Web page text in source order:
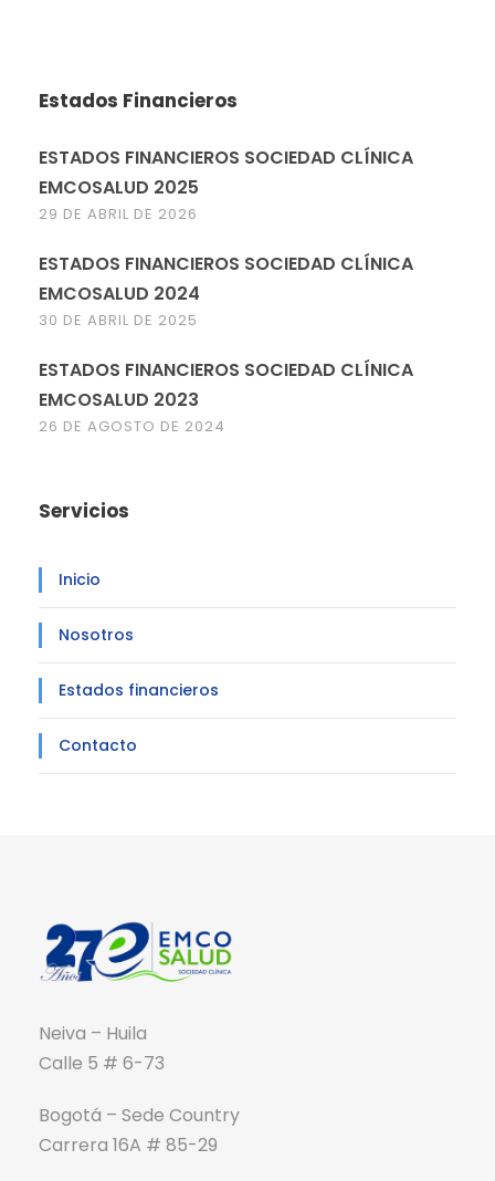
Estados Financieros
ESTADOS FINANCIEROS SOCIEDAD CLÍNICA
EMCOSALUD 2025
29 DE ABRIL DE 2026
ESTADOS FINANCIEROS SOCIEDAD CLÍNICA
EMCOSALUD 2024
30 DE ABRIL DE 2025
ESTADOS FINANCIEROS SOCIEDAD CLÍNICA
EMCOSALUD 2023
26 DE AGOSTO DE 2024
Servicios
Inicio
Nosotros
Estados financieros
Contacto
Neiva – Huila
Calle 5 # 6-73
Bogotá – Sede Country
Carrera 16A # 85-29